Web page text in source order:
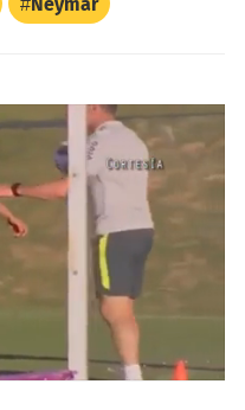
Neymar